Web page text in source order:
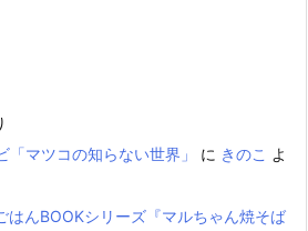
「マツコの知らない世界」
に きのこ よ
はんBOOKシリーズ『マルちゃん焼そば